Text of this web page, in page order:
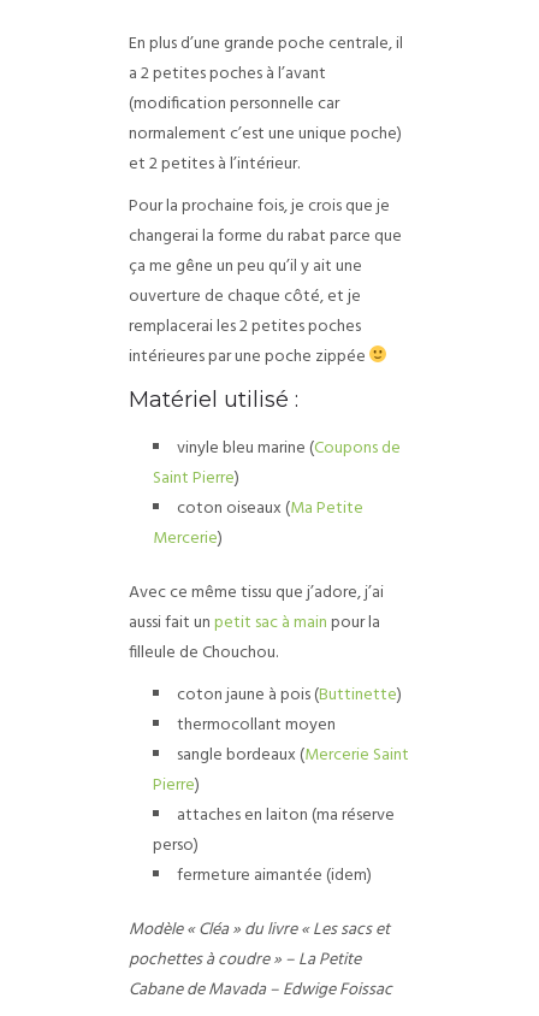
En plus d’une grande poche centrale, il
a 2 petites poches à l’avant
(modification personnelle car
normalement c’est une unique poche)
et 2 petites à l’intérieur.
Pour la prochaine fois, je crois que je
changerai la forme du rabat parce que
ça me gêne un peu qu’il y ait une
ouverture de chaque côté, et je
remplacerai les 2 petites poches
intérieures par une poche zippée
Matériel utilisé :
vinyle bleu marine (Coupons de
Saint Pierre)
coton oiseaux (Ma Petite
Mercerie)
Avec ce même tissu que j’adore, j’ai
aussi fait unpetit sac à mainpour la
filleule de Chouchou.
coton jaune à pois (Buttinette)
thermocollant moyen
sangle bordeaux (Mercerie Saint
Pierre)
attaches en laiton (ma réserve
perso)
fermeture aimantée (idem)
Modèle « Cléa » du livre « Les sacs et
pochettes à coudre » – La Petite
Cabane de Mavada – Edwige Foissac